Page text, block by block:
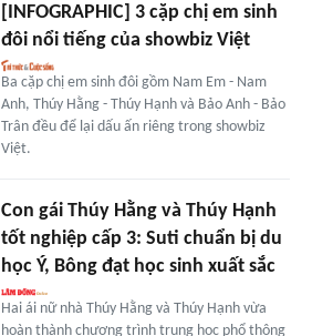
[INFOGRAPHIC] 3 cặp chị em sinh
đôi nổi tiếng của showbiz Việt
Ba cặp chị em sinh đôi gồm Nam Em - Nam
Anh, Thúy Hằng - Thúy Hạnh và Bảo Anh - Bảo
Trân đều để lại dấu ấn riêng trong showbiz
Việt.
Con gái Thúy Hằng và Thúy Hạnh
tốt nghiệp cấp 3: Suti chuẩn bị du
học Ý, Bông đạt học sinh xuất sắc
Hai ái nữ nhà Thúy Hằng và Thúy Hạnh vừa
hoàn thành chương trình trung học phổ thông